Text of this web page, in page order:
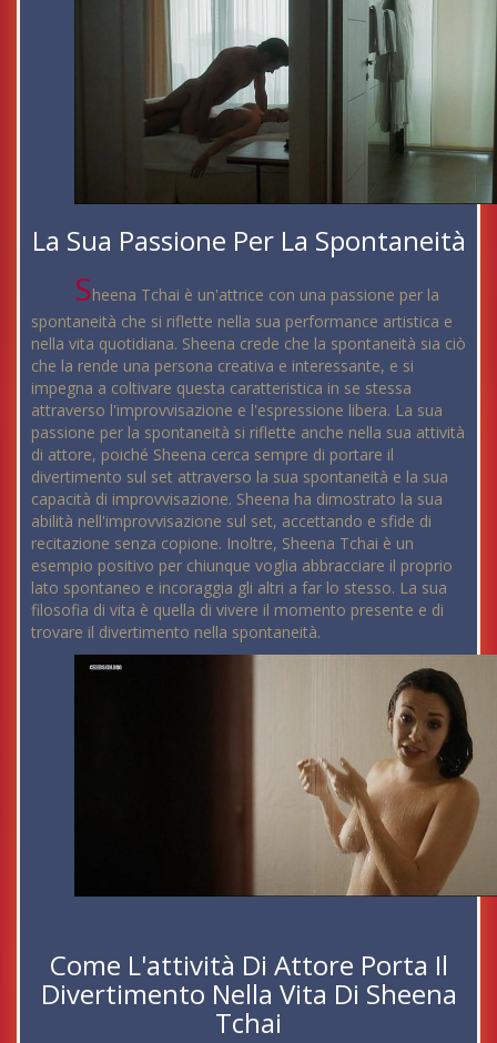
La Sua Passione Per La Spontaneità
Sheena Tchai è un'attrice con una passione per la
spontaneità che si riflette nella sua performance artistica e
nella vita quotidiana. Sheena crede che la spontaneità sia ciò
che la rende una persona creativa e interessante, e si
impegna a coltivare questa caratteristica in se stessa
attraverso l'improvvisazione e l'espressione libera. La sua
passione per la spontaneità si riflette anche nella sua attività
di attore, poiché Sheena cerca sempre di portare il
divertimento sul set attraverso la sua spontaneità e la sua
capacità di improvvisazione. Sheena ha dimostrato la sua
abilità nell'improvvisazione sul set, accettando e sfide di
recitazione senza copione. Inoltre, Sheena Tchai è un
esempio positivo per chiunque voglia abbracciare il proprio
lato spontaneo e incoraggia gli altri a far lo stesso. La sua
filosofia di vita è quella di vivere il momento presente e di
trovare il divertimento nella spontaneità.
Come L'attività Di Attore Porta Il
Divertimento Nella Vita Di Sheena
Tchai